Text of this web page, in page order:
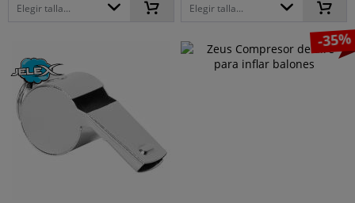
Elegir talla... Elegir talla...
-35%